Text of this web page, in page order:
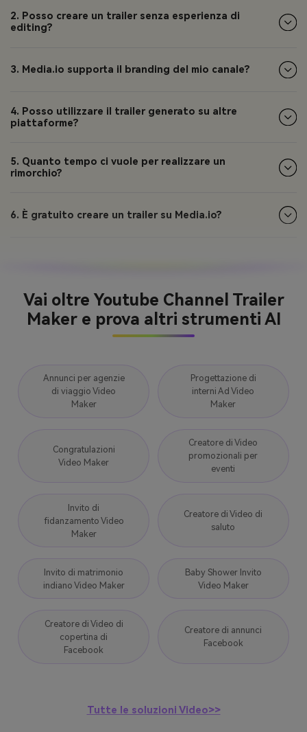
2. Posso creare un trailer senza esperienza di
editing?
3. Media.io supporta il branding del mio canale?
4. Posso utilizzare il trailer generato su altre
piattaforme?
5. Quanto tempo ci vuole per realizzare un
rimorchio?
6. È gratuito creare un trailer su Media.io?
Vai oltre Youtube Channel Trailer
Maker e prova altri strumenti AI
Annunci per agenzie
di viaggio Video
Maker
Progettazione di
interni Ad Video
Maker
Congratulazioni
Video Maker
Creatore di Video
promozionali per
eventi
Invito di
fidanzamento Video
Maker
Creatore di Video di
saluto
Invito di matrimonio
indiano Video Maker
Baby Shower Invito
Video Maker
Creatore di Video di
copertina di
Facebook
Creatore di annunci
Facebook
Tutte le soluzioni Video>>